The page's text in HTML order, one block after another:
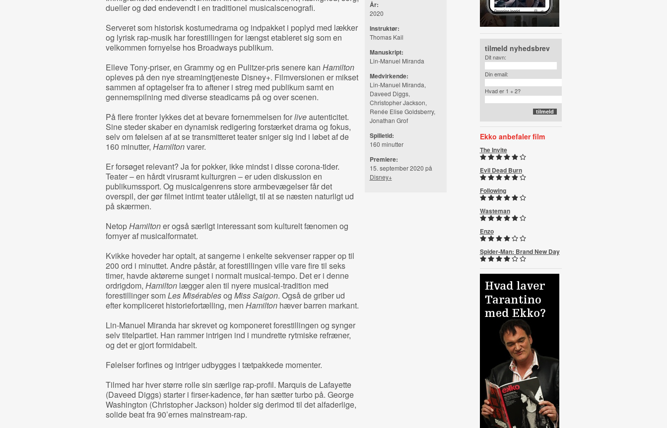
dueller og død endevendt i en traditionel musicalscenografi.
Serveret som historisk kostumedrama og indpakket i poplyd med lækker
og lyrisk rap-musik har forestillingen for længst etableret sig som en
velkommen fornyelse hos Broadways publikum.
Elleve Tony-priser, en Grammy og en Pulitzer-pris senere kan Hamilton
opleves på den nye streamingtjeneste Disney+. Filmversionen er mikset
sammen af optagelser fra to aftener i streg med publikum samt en
gennemspilning med diverse steadicams på og over scenen.
På flere fronter lykkes det at bevare fornemmelsen forliveautenticitet.
Sine steder skaber en dynamisk redigering forstærket drama og fokus,
selv om følelsen af at se transmitteret teater sniger sig ind i løbet af de
160 minutter, Hamiltonvarer.
Er forsøget relevant? Ja for pokker, ikke mindst i disse corona-tider.
Teater – en hårdt virusramt kulturgren – er uden diskussion en
publikumssport. Og musicalgenrens store armbevægelser får det
overspil, der gør filmet intimt teater utåleligt, til at se næsten naturligt ud
på skærmen.
NetopHamiltoner også særligt interessant som kulturelt fænomen og
fornyer af musicalformatet.
Kvikke hoveder har optalt, at sangerne i enkelte sekvenser rapper op til
200 ord i minuttet. Andre påstår, at forestillingen ville vare fire til seks
timer, havde aktørerne sunget i normalt musical-tempo. Det er i denne
ordrigdom, Hamiltonlægger alen til nyere musical-tradition med
forestillinger somLes Misérablesog Miss Saigon. Også de griber ud
efter kompliceret historiefortælling, men Hamiltonhæver barren markant.
Lin-Manuel Miranda har skrevet og komponeret forestillingen og synger
selv titelpartiet. Han rammer intrigen ind i mundrette rytmiske refræner,
og det er gjort formidabelt.
Følelser forfines og intriger udbygges i tætpakkede momenter.
Tilmed har hver større rolle sin særlige rap-profil. Marquis de Lafayette
(Daveed Diggs) starter i firser-kadence, før han sætter turbo på. George
Washington (Christopher Jackson) holder sig derimod til det alfaderlige,
solide beat fra 90’ernes mainstream-rap.
År:
2020
Instruktør:
Thomas Kail
Manuskript:
Lin-Manuel Miranda
Medvirkende:
Lin-Manuel Miranda,
Daveed Diggs,
Christopher Jackson,
Renée Elise Goldsberry,
Jonathan Grof
Spilletid:
160 minutter
Premiere:
15. september 2020 på
Disney+
tilmeld nyhedsbrev
Dit navn:
Din email:
Hvad er 1 + 2?
Ekko anbefaler film
The Invite
Evil Dead Burn
Following
Wasteman
Enzo
Spider-Man: Brand New Day